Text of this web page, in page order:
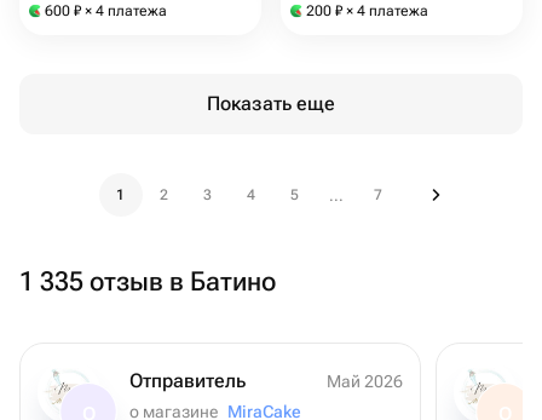
600 ₽ × 4 платежа 200 ₽ × 4 платежа
Показать еще
1 2 3 4 5 ... 7
1 335 отзыв в Батино
Отправитель
Май 2026
о магазине MiraCake О